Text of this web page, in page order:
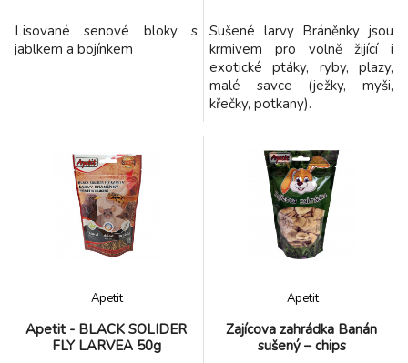
Lisované senové bloky s
jablkem a bojínkem
Sušené larvy Bráněnky jsou
krmivem pro volně žijící i
exotické ptáky, ryby, plazy,
malé savce (ježky, myši,
křečky, potkany).
Apetit - BLACK SOLIDER
FLY LARVEA 50g
Apetit
Zajícova zahrádka Banán
sušený – chips
Apetit